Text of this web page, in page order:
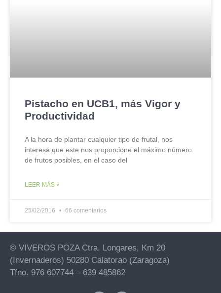
Pistacho en UCB1, más Vigor y
Productividad
A la hora de plantar cualquier tipo de frutal, nos
interesa que este nos proporcione el máximo número
de frutos posibles, en el caso del
LEER MÁS »
25/02/2016 66 comentarios
© VIVEROS POZA Ctra. Longares, Km 20
(Invernaderos) 50280 Calatorao (Zaragoza)
Tfno. 976 607744 – 639 485862